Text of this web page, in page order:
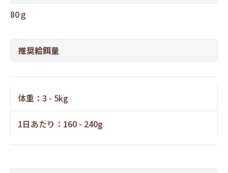
80ｇ
推奨給餌量
体重：3 - 5kg
1日あたり：160 - 240g